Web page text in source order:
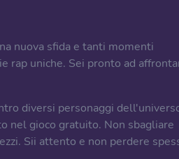
nuova sfida e tanti momenti
rap uniche. Sei pronto ad
diversi personaggi
nel gioco gratuito. Non sbagliare
Sii attento e non perdere